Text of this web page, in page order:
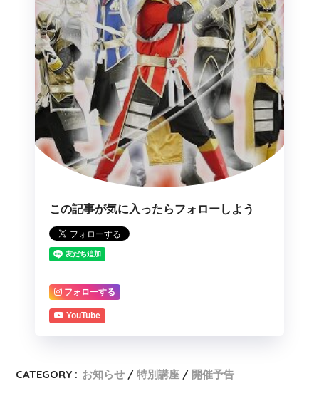
この記事が気に入ったらフォローしよう
フォローする
YouTube
CATEGORY : お知らせ 特別講座 開催予告